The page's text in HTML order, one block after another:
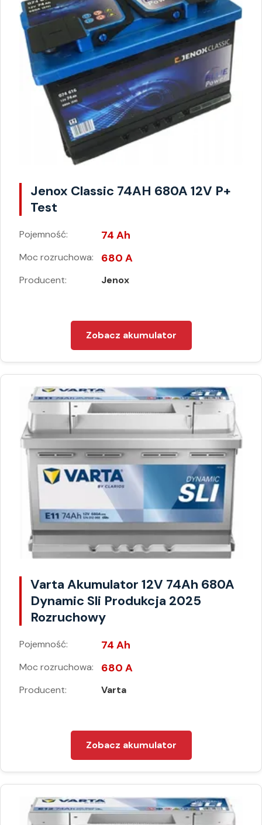
Jenox Classic 74AH 680A 12V P+
Test
Pojemność: 74 Ah
Moc rozruchowa: 680 A
Producent: Jenox
Zobacz akumulator
Varta Akumulator 12V 74Ah 680A
Dynamic Sli Produkcja 2025
Rozruchowy
Pojemność: 74 Ah
Moc rozruchowa: 680 A
Producent: Varta
Zobacz akumulator